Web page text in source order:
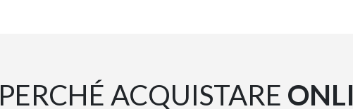
PERCHÉ ACQUISTARE